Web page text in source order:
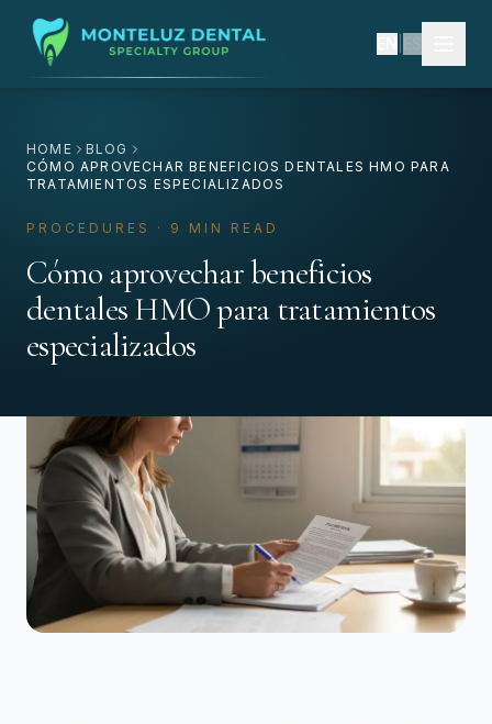
HOME
BLOG
CÓMO APROVECHAR BENEFICIOS DENTALES HMO PARA
TRATAMIENTOS ESPECIALIZADOS
PROCEDURES · 9 MIN READ
Cómo aprovechar beneficios
dentales HMO para tratamientos
especializados